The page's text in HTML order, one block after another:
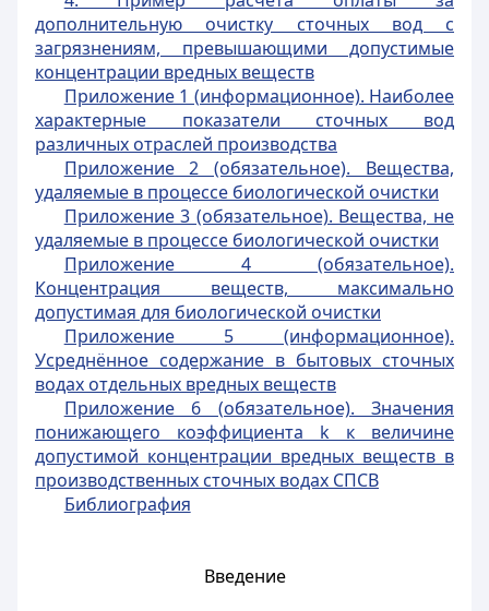
дополнительную очистку сточных вод с
загрязнениям, превышающими допустимые
концентрации вредных веществ
Приложение 1 (информационное). Наиболее
характерные показатели сточных вод
различных отраслей производства
Приложение 2 (обязательное). Вещества,
удаляемые в процессе биологической очистки
Приложение 3 (обязательное). Вещества, не
удаляемые в процессе биологической очистки
Приложение 4 (обязательное).
Концентрация веществ, максимально
допустимая для биологической очистки
Приложение 5 (информационное).
Усреднённое содержание в бытовых сточных
водах отдельных вредных веществ
Приложение 6 (обязательное). Значения
понижающего коэффициента k к величине
допустимой концентрации вредных веществ в
производственных сточных водах СПСВ
Библиография
Введение